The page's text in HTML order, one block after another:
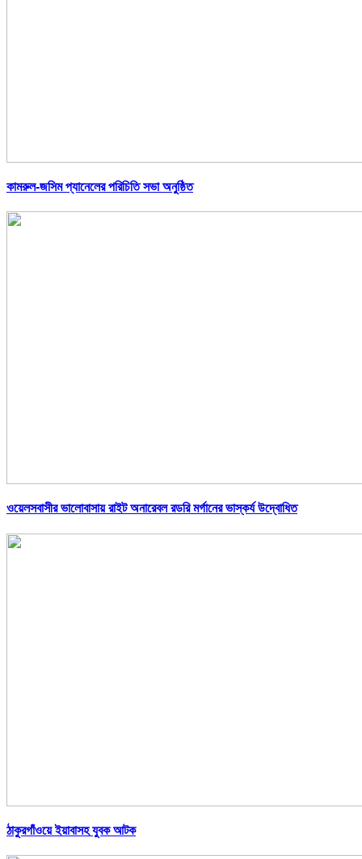
কামরুল-জসিম প্যানেলের পরিচিতি সভা অনুষ্ঠিত
ওয়েলসবাসীর ভালোবাসায় রাইট অনারেবল রডরি মর্গানের ভাস্কর্য উদ্বোধিত
ঠাকুরগাঁওয়ে ইয়াবাসহ যুবক আটক